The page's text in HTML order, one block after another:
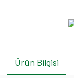
Ürün Bilgisi